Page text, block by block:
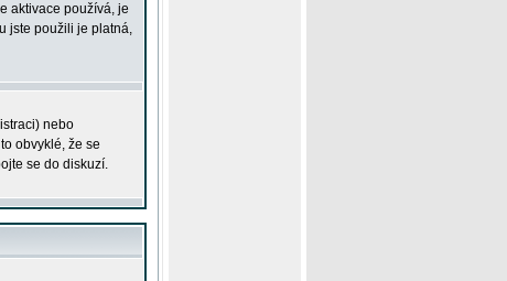
aktivace používá, je
jste použili je platná,
nebo
obvyklé, že se
se do diskuzí.